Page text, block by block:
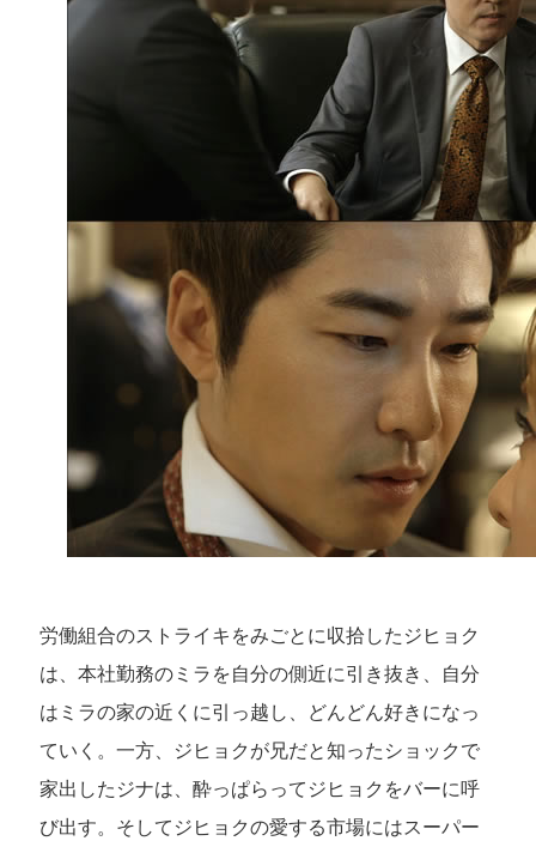
労働組合のストライキをみごとに収拾したジヒョク
は、本社勤務のミラを自分の側近に引き抜き、自分
はミラの家の近くに引っ越し、どんどん好きになっ
ていく。一方、ジヒョクが兄だと知ったショックで
家出したジナは、酔っぱらってジヒョクをバーに呼
び出す。そしてジヒョクの愛する市場にはスーパー